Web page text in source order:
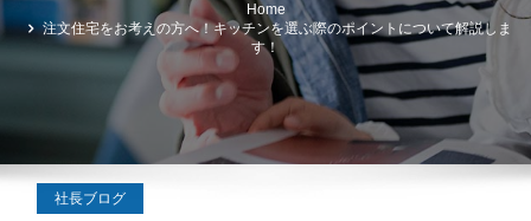
Home
注文住宅をお考えの方へ！キッチンを選ぶ際のポイントについて解説しま
す！
社長ブログ